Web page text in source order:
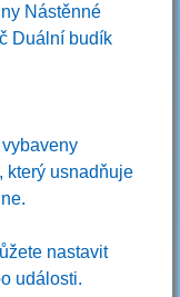
Nástěnné
Duální budík
který usnadňuje
nastavit
události.